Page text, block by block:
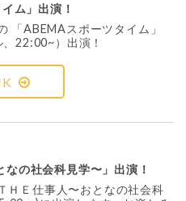
ム」出演！
ABEMAスポーツタイム」
22:00~）出演！
の社会科見学〜」出演！
ＨＥ仕事人〜おとなの社会科